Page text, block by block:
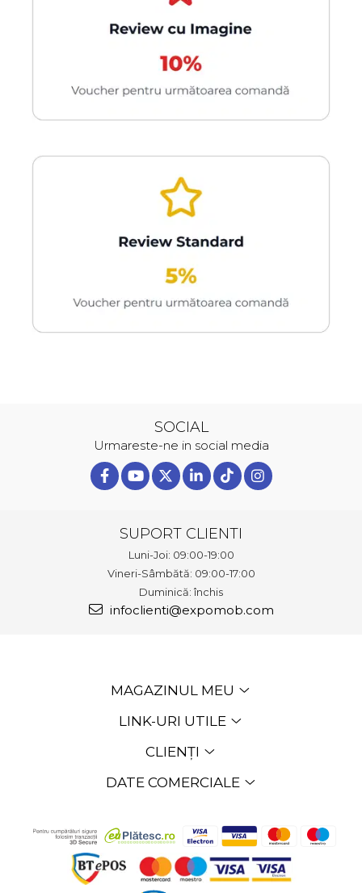
SOCIAL
Urmareste-ne in social media
SUPORT CLIENTI
Luni-Joi: 09:00-19:00
Vineri-Sâmbătă: 09:00-17:00
Duminică: închis
infoclienti@expomob.com
MAGAZINUL MEU
LINK-URI UTILE
CLIENȚI
DATE COMERCIALE